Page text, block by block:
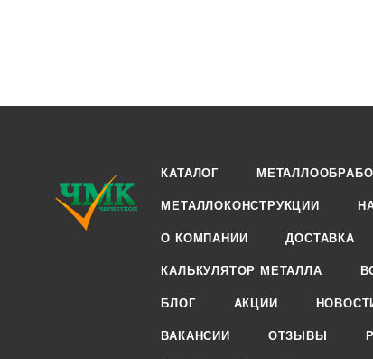
КАТАЛОГ
МЕТАЛЛОКОНСТРУКЦИИ
О КОМПАНИИ ДОСТАВКА
КАЛЬКУЛЯТОР МЕТАЛЛА
БЛОГ АКЦИИ
ВАКАНСИИ ОТЗЫВЫ